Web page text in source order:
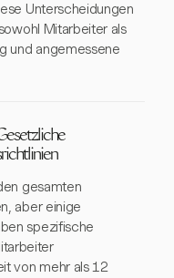
Unterscheidungen
Mitarbeiter als
und angemessene
gesamten
aber einige
spezifische
von mehr als 12